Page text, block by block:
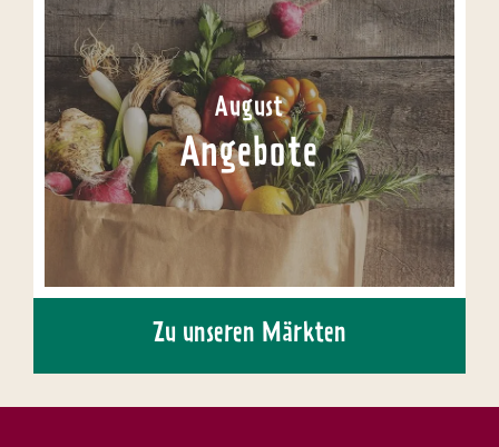
August
Angebote
Zu unseren Märkten